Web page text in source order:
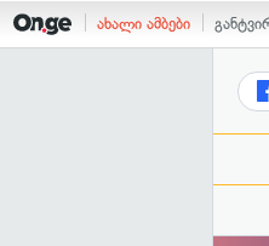
ახალი ამბები